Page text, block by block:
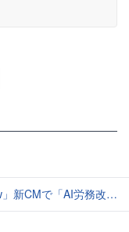
が分析したら「すぐに休んで」と言われる？